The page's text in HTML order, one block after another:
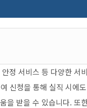
정 서비스 등 다양한 서
신청을 통해 실직 시에
을 받을 수 있습니다. 또